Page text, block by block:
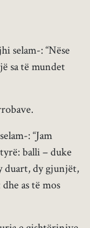
selam-: “Nëse
sa të mundet
: “Jam
balli – duke
duart, dy gjunjët,
as të mos